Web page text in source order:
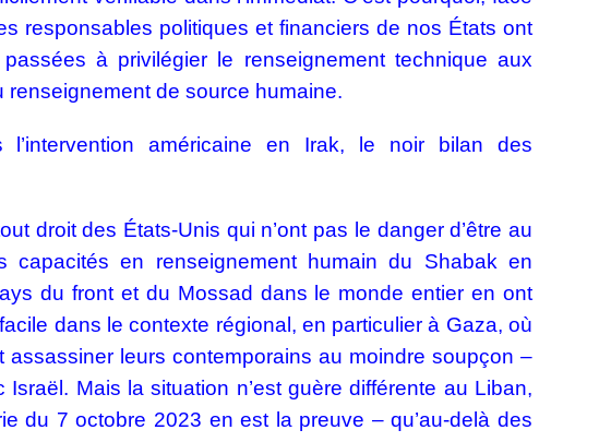
responsables politiques et financiers de nos États ont
à privilégier le renseignement technique aux
de source humaine.
américaine en Irak, le noir bilan des
droit des États-Unis qui n’ont pas le danger d’être au
capacités en renseignement humain du Shabak en
du front et du Mossad dans le monde entier en ont
dans le contexte régional, en particulier à Gaza, où
assassiner leurs contemporains au moindre soupçon –
Mais la situation n’est guère différente au Liban,
du 7 octobre 2023 en est la preuve – qu’au-delà des